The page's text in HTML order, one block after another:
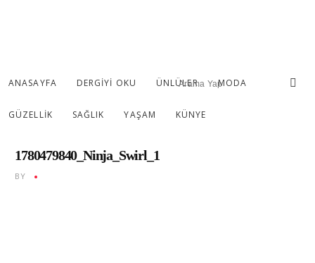
ANASAYFA DERGIYI OKU ÜNLÜLER MODA
GÜZELLIK SAĞLIK YAŞAM KÜNYE
1780479840_Ninja_Swirl_1
BY